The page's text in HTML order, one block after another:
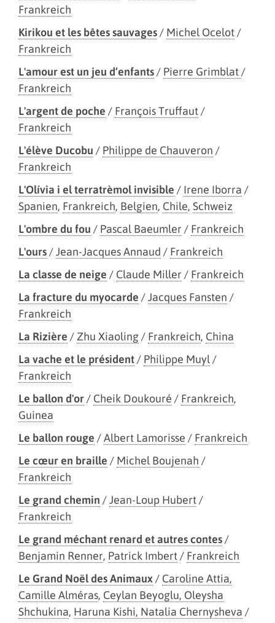
Frankreich
Kirikou et les bêtes sauvages/ Michel Ocelot/
Frankreich
L'amour est un jeu d‘enfants/ Pierre Grimblat/
Frankreich
L'argent de poche / François Truffaut/
Frankreich
L'élève Ducobu / Philippe de Chauveron /
Frankreich
L'Olívia i el terratrèmol invisible / Irene Iborra /
Spanien, Frankreich, Belgien, Chile, Schweiz
L'ombre du fou / Pascal Baeumler / Frankreich
L'ours/Jean-Jacques Annaud / Frankreich
La classe de neige / Claude Miller / Frankreich
La fracture du myocarde /Jacques Fansten /
Frankreich
La Rizière / Zhu Xiaoling/ Frankreich, China
La vache et le président/ Philippe Muyl/
Frankreich
Le ballon d'or/ Cheik Doukouré / Frankreich,
Guinea
Le ballon rouge /Albert Lamorisse / Frankreich
Le cœur en braille / Michel Boujenah /
Frankreich
Le grand chemin /Jean-Loup Hubert/
Frankreich
Le grand méchant renard et autres contes/
Benjamin Renner, Patrick Imbert/ Frankreich
Le Grand Noël des Animaux/ Caroline Attia,
Camille Alméras, Ceylan Beyoglu, Oleysha
Shchukina, Haruna Kishi, Natalia Chernysheva /